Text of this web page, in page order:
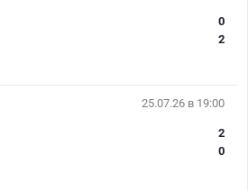
0
2
25.07.26 в 19:00
2
0